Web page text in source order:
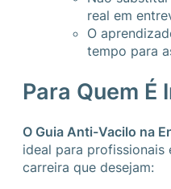
real em
O
tempo para
Para Quem É
O Guia Anti-Vacilo na
ideal para profissionais
carreira que desejam: